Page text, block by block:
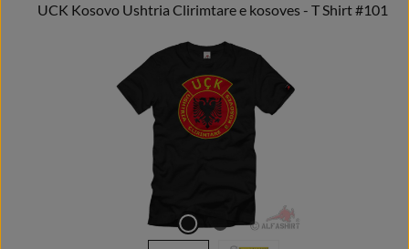
UCK Kosovo Ushtria Clirimtare e kosoves - T Shirt #101
Bildergalerie überspringen